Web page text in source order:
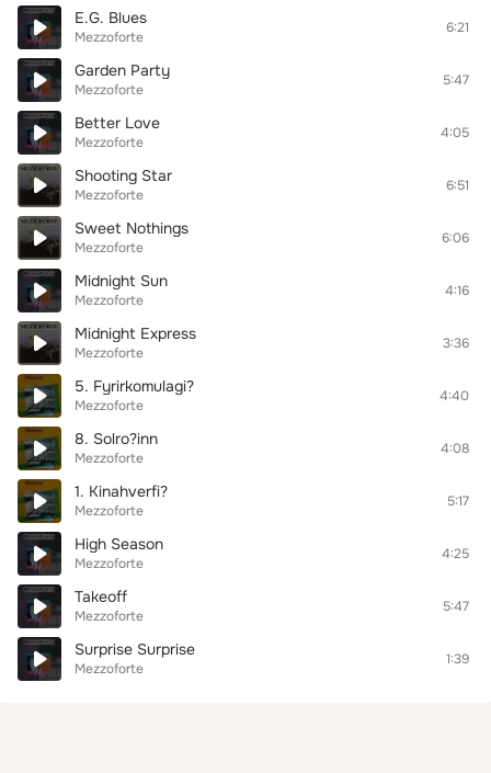
E.G. Blues
Mezzoforte
6:21
Garden Party
Mezzoforte
5:47
Better Love
Mezzoforte
4:05
Shooting Star
Mezzoforte
6:51
Sweet Nothings
Mezzoforte
6:06
Midnight Sun
Mezzoforte
4:16
Midnight Express
Mezzoforte
3:36
5. Fyrirkomulagi?
Mezzoforte
4:40
8. Solro?inn
Mezzoforte
4:08
1. Kinahverfi?
Mezzoforte
5:17
High Season
Mezzoforte
4:25
Takeoff
Mezzoforte
5:47
Surprise Surprise
Mezzoforte
1:39